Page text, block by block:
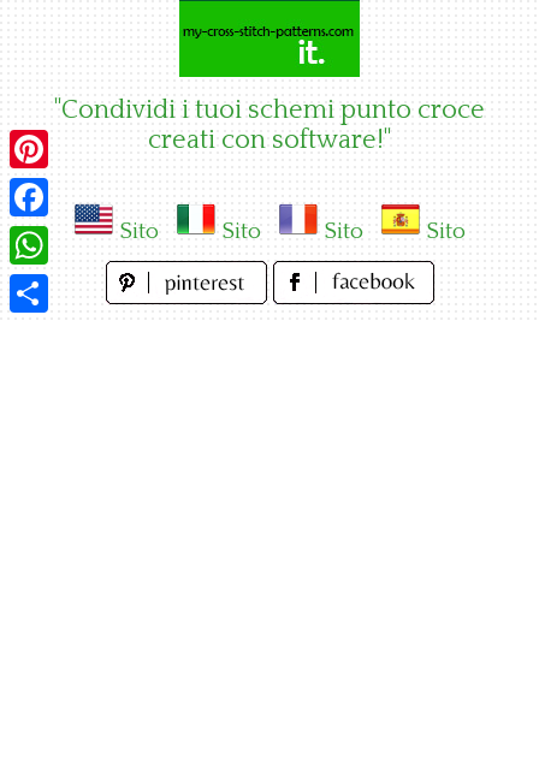
"Condividi i tuoi schemi punto croce
creati con software!"
Sito Sito Sito Sito
Pinterest
Facebook
WhatsApp